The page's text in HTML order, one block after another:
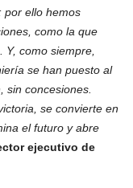
por ello hemos
como la que
como siempre,
se han puesto al
sin concesiones.
se convierte en
el futuro y abre
ejecutivo de